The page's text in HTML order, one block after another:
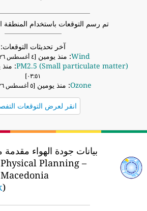
تم رسم التوقعات باستخدام المنطقة
آخر تحديثات التوقعات:
Wind: منذ يومين[٤ أغسطس ٢٠٢٦ ٢٢:٥٥]
PM2.5 (Small particulate matter): منذ
٠٣:٥١]
Ozone: منذ يومين
انقر لعرض التوقعات
بيانات جودة الهواء مقدمة
Planning –
)